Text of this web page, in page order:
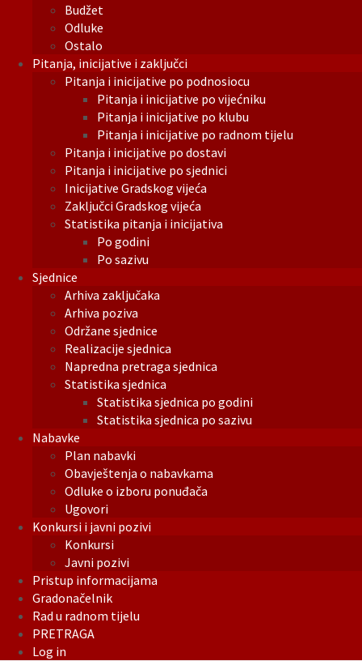
Budžet
Odluke
Ostalo
Pitanja, inicijative i zaključci
Pitanja i inicijative po podnosiocu
Pitanja i inicijative po vijećniku
Pitanja i inicijative po klubu
Pitanja i inicijative po radnom tijelu
Pitanja i inicijative po dostavi
Pitanja i inicijative po sjednici
Inicijative Gradskog vijeća
Zaključci Gradskog vijeća
Statistika pitanja i inicijativa
Po godini
Po sazivu
Sjednice
Arhiva zaključaka
Arhiva poziva
Održane sjednice
Realizacije sjednica
Napredna pretraga sjednica
Statistika sjednica
Statistika sjednica po godini
Statistika sjednica po sazivu
Nabavke
Plan nabavki
Obavještenja o nabavkama
Odluke o izboru ponuđača
Ugovori
Konkursi i javni pozivi
Konkursi
Javni pozivi
Pristup informacijama
Gradonačelnik
Rad u radnom tijelu
PRETRAGA
Log in